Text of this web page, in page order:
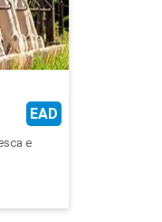
CIÊNCIAS
EAD
e